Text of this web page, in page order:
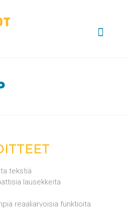
tekstiä
lausekkeita
reaaliarvoisia funktioita